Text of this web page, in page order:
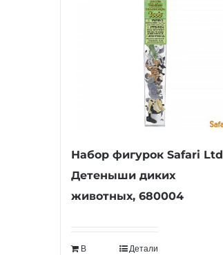
Набор фигурок Safari Ltd
Детеныши диких
животных, 680004
В
Детали